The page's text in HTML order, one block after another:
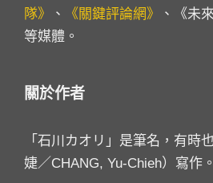
隊》
、 《關鍵評論網》
、《未
等媒體。
關於作者
「石川カオリ」是筆名，有時
婕／CHANG, Yu-Chieh）寫作。